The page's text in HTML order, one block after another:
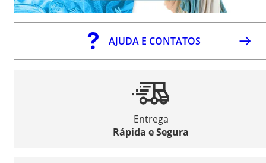
AJUDA E CONTATOS
Entrega
Rápida e Segura